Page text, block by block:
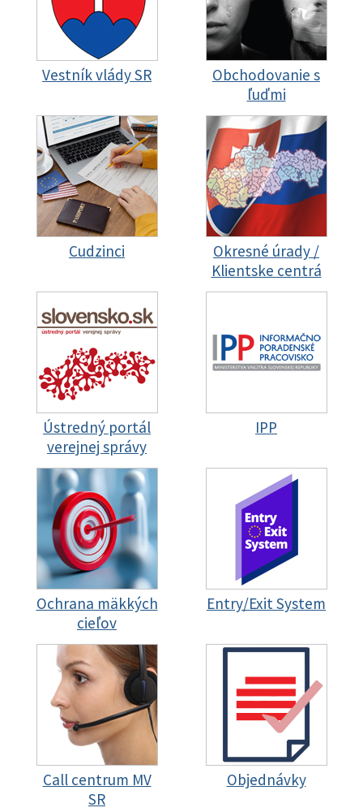
Vestník vlády SR
Obchodovanie s
ľuďmi
Cudzinci
Okresné úrady /
Klientske centrá
Ústredný portál
verejnej správy
IPP
Ochrana mäkkých
cieľov
Entry/Exit System
Call centrum MV
SR
Objednávky